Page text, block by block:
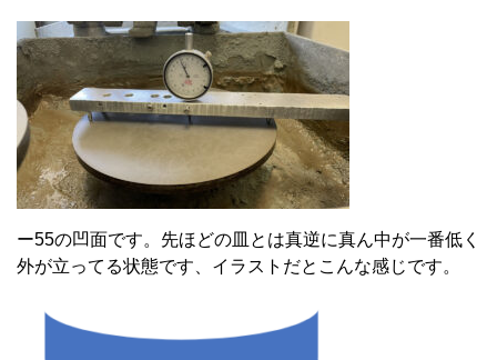
ー55の凹面です。先ほどの皿とは真逆に真ん中が一番低く
外が立ってる状態です、イラストだとこんな感じです。